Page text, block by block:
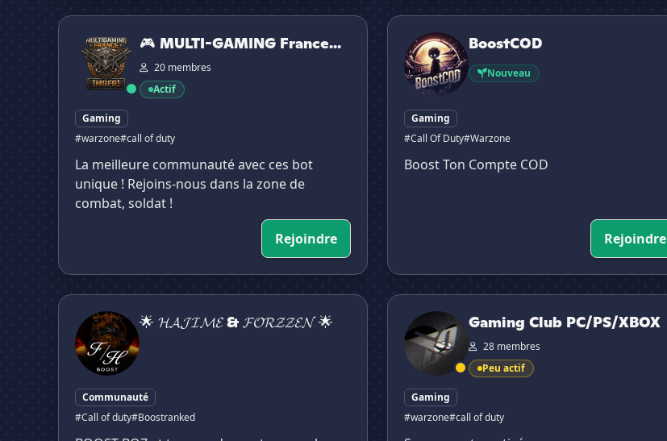
🎮 MULTI-GAMING France [ MGFR ] [ DMZ MW4 WARZONE ]
🎮 MULTI-GAMING France...
20 membres
Actif
Gaming
#warzone#call of duty
La meilleure communauté avec ces bot
unique ! Rejoins-nous dans la zone de
combat, soldat !
Rejoindre
BoostCOD
BoostCOD
Nouveau
Gaming
#Call Of Duty#Warzone
Boost Ton Compte COD
Rejoindre
🌟 𝓗𝓐𝓙𝓘𝓜𝓔 & 𝓕𝓞𝓡𝓩𝓩𝓔𝓝 🌟
🌟 𝓗𝓐𝓙𝓘𝓜𝓔 & 𝓕𝓞𝓡𝓩𝓩𝓔𝓝 🌟
Communauté
#Call of duty#Boostranked
Gaming Club PC/PS/XBOX
Gaming Club PC/PS/XBOX
28 membres
Peu actif
Gaming
#warzone#call of duty